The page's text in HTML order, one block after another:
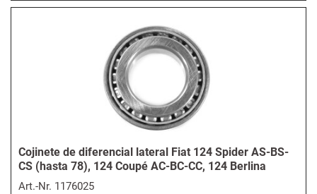
Cojinete de diferencial lateral Fiat 124 Spider AS-BS-
CS (hasta 78), 124 Coupé AC-BC-CC, 124 Berlina
Art.-Nr. 1176025